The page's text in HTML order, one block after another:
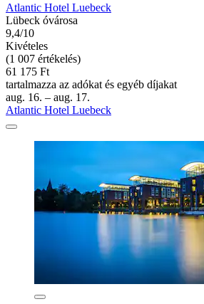
Atlantic Hotel Luebeck
Lübeck óvárosa
9,4/10
Kivételes
(1 007 értékelés)
61 175 Ft
tartalmazza az adókat és egyéb díjakat
aug. 16. – aug. 17.
Atlantic Hotel Luebeck